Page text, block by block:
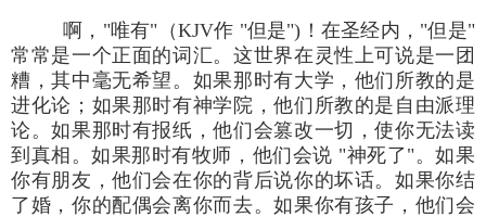
啊，"唯有"（KJV作 "但是")！在圣经内，"但是"
常常是一个正面的词汇。这世界在灵性上可说是一团
糟，其中毫无希望。如果那时有大学，他们所教的是
进化论；如果那时有神学院，他们所教的是自由派理
论。如果那时有报纸，他们会篡改一切，使你无法读
到真相。如果那时有牧师，他们会说 "神死了"。如果
你有朋友，他们会在你的背后说你的坏话。如果你结
了婚，你的配偶会离你而去。如果你有孩子，他们会